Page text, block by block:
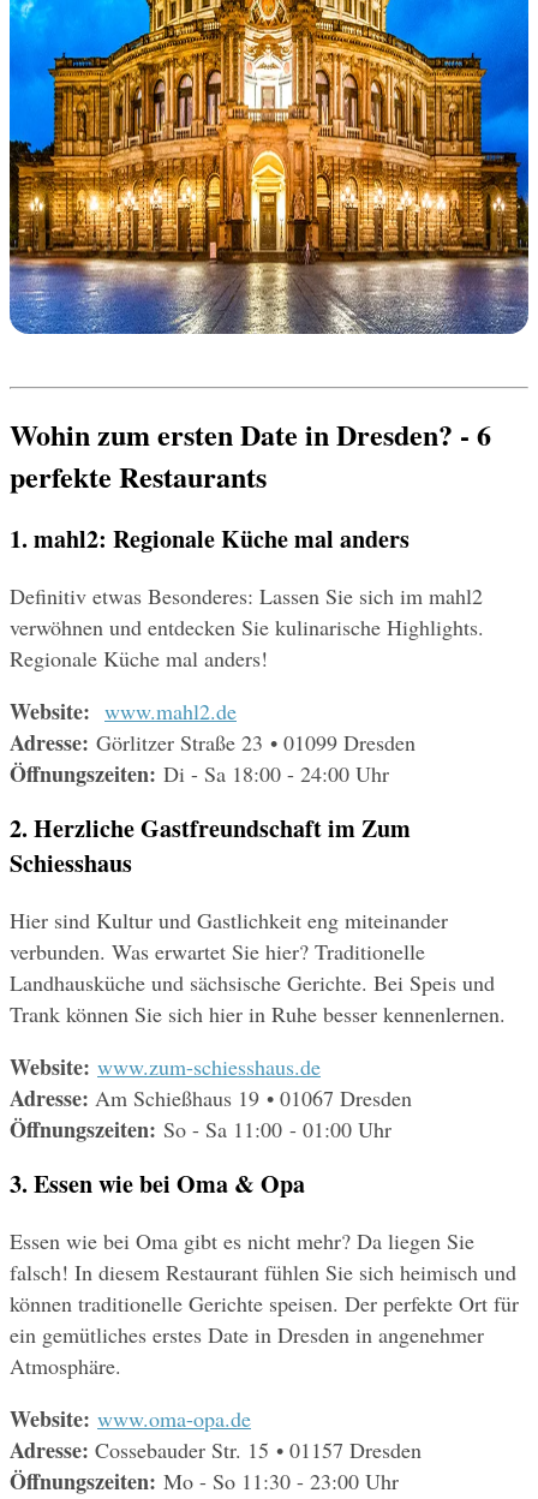
Wohin zum ersten Date in Dresden? - 6
perfekte Restaurants
1. mahl2: Regionale Küche mal anders
Definitiv etwas Besonderes: Lassen Sie sich im mahl2
verwöhnen und entdecken Sie kulinarische Highlights.
Regionale Küche mal anders!
Website: www.mahl2.de
Adresse: Görlitzer Straße 23 • 01099 Dresden
Öffnungszeiten: Di - Sa 18:00 - 24:00 Uhr
2. Herzliche Gastfreundschaft im Zum
Schiesshaus
Hier sind Kultur und Gastlichkeit eng miteinander
verbunden. Was erwartet Sie hier? Traditionelle
Landhausküche und sächsische Gerichte. Bei Speis und
Trank können Sie sich hier in Ruhe besser kennenlernen.
Website: www.zum-schiesshaus.de
Adresse: Am Schießhaus 19 • 01067 Dresden
Öffnungszeiten: So - Sa 11:00 - 01:00 Uhr
3. Essen wie bei Oma & Opa
Essen wie bei Oma gibt es nicht mehr? Da liegen Sie
falsch! In diesem Restaurant fühlen Sie sich heimisch und
können traditionelle Gerichte speisen. Der perfekte Ort für
ein gemütliches erstes Date in Dresden in angenehmer
Atmosphäre.
Website: www.oma-opa.de
Adresse: Cossebauder Str. 15 • 01157 Dresden
Öffnungszeiten: Mo - So 11:30 - 23:00 Uhr